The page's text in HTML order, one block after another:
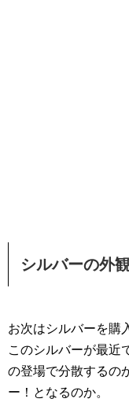
シルバーの外
お次はシルバーを購
このシルバーが最近
の登場で分散するの
ー！となるのか。